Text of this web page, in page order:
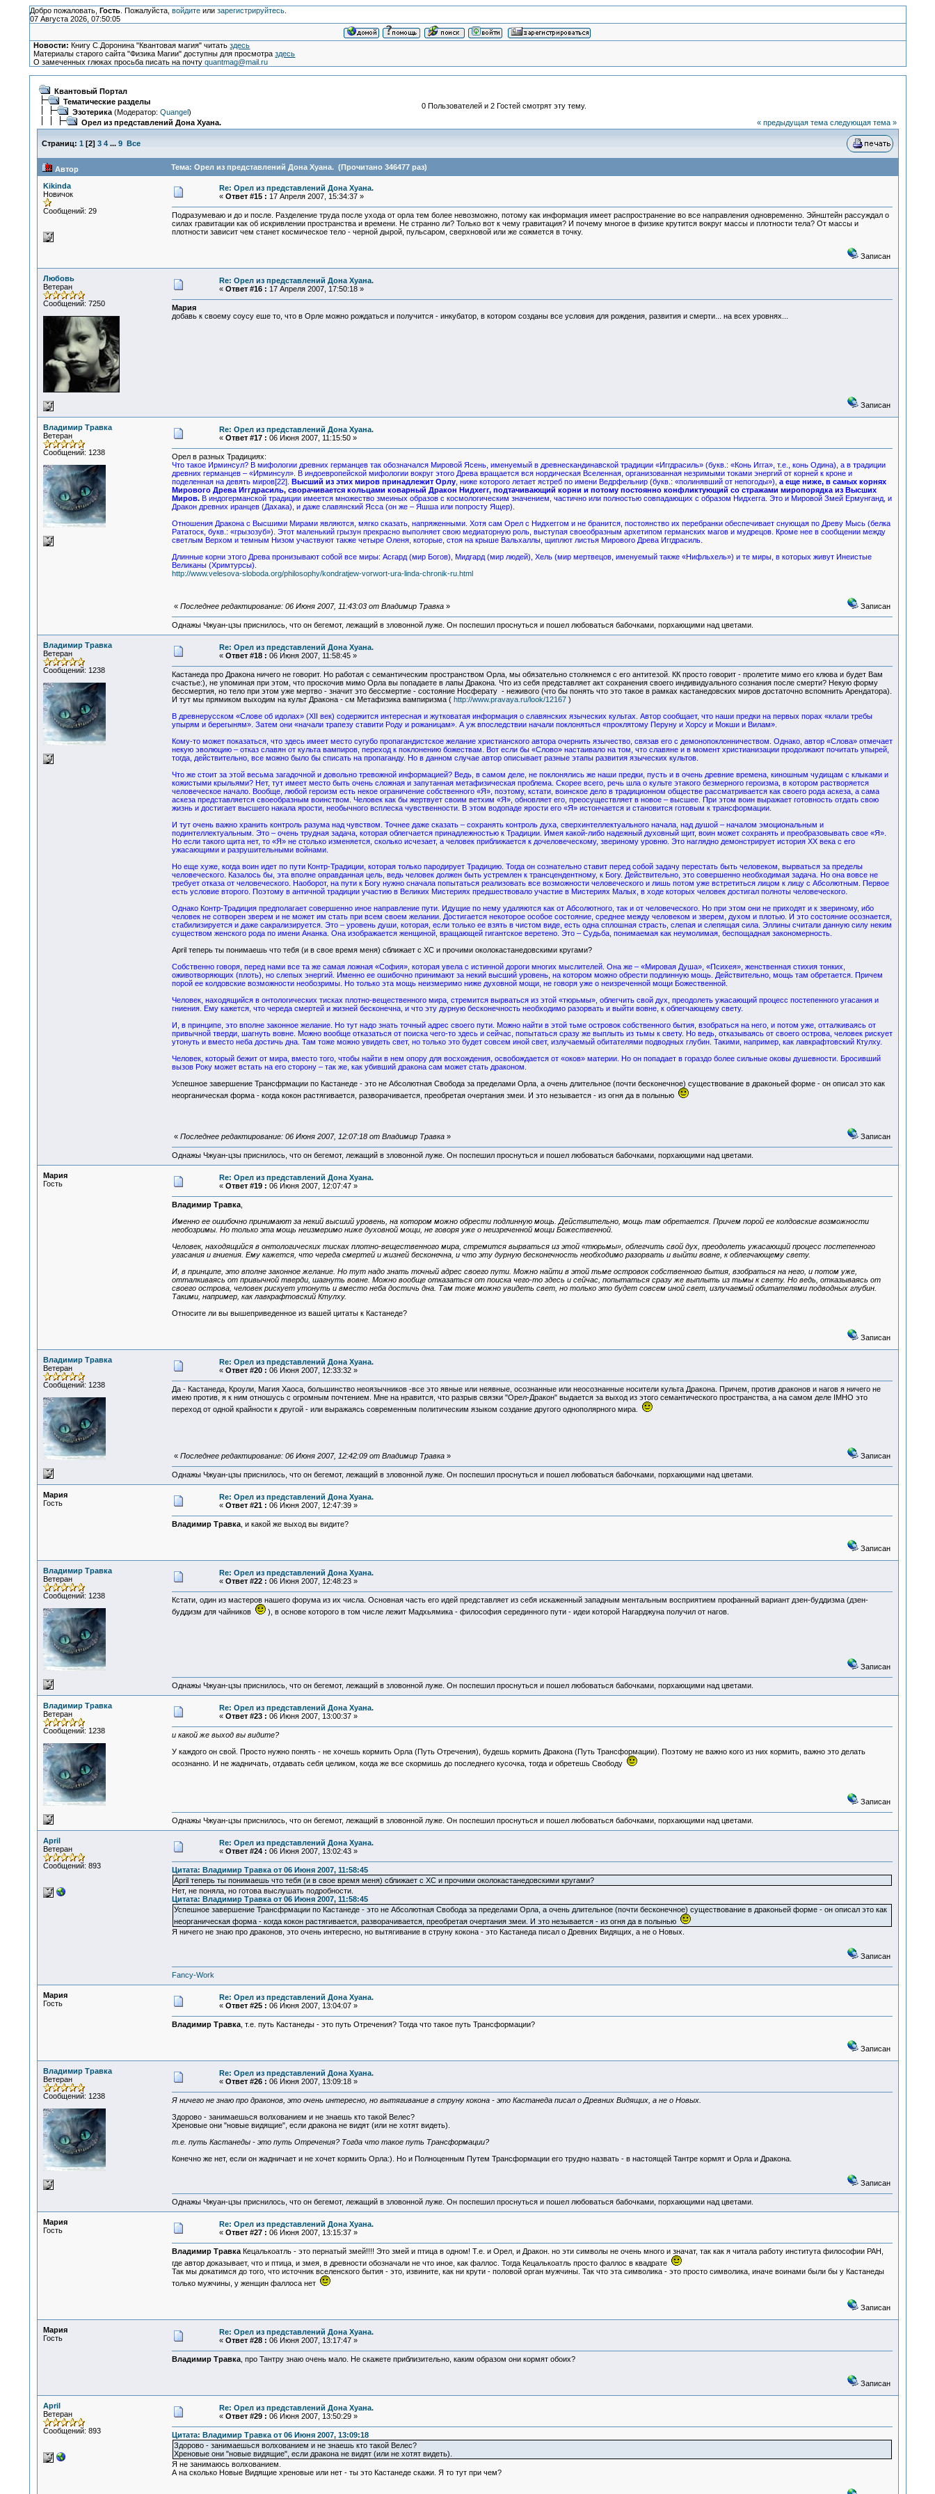
Добро пожаловать, Гость. Пожалуйста, войдитеили зарегистрируйтесь.
07 Августа 2026, 07:50:05
Новости: Книгу С.Доронина "Квантовая магия" читатьздесь
Материалы старого сайта "Физика Магии" доступны для просмотраздесь
О замеченных глюках просьба писать на почтуquantmag@mail.ru
Квантовый Портал
Тематические разделы
Эзотерика(Модератор: Quangel)
Орел из представлений Дона Хуана.
0 Пользователей и 2 Гостей смотрят эту тему.
« предыдущая тема следующая тема »
Страниц: 1 [2] 3 4 ... 9 Все
Автор Тема: Орел из представлений Дона Хуана. (Прочитано 346477 раз)
Kikinda
Новичок
Сообщений: 29
Re: Орел из представлений Дона Хуана.
« Ответ #15 : 17 Апреля 2007, 15:34:37 »
Подразумеваю и до и после. Разделение труда после ухода от орла тем более невозможно, потому как информация имеет распространение во все направления одновременно. Эйнштейн рассуждал о
силах гравитации как об искривлении пространства и времени. Не странно ли? Только вот к чему гравитация? И почему многое в физике крутится вокруг массы и плотности тела? От массы и
плотности зависит чем станет космическое тело - черной дырой, пульсаром, сверхновой или же сожмется в точку.
Записан
Любовь
Ветеран
Сообщений: 7250
Re: Орел из представлений Дона Хуана.
« Ответ #16 : 17 Апреля 2007, 17:50:18 »
Мария
добавь к своему соусу еше то, что в Орле можно рождаться и получится - инкубатор, в котором созданы все условия для рождения, развития и смерти... на всех уровнях...
Записан
Владимир Травка
Ветеран
Сообщений: 1238
Re: Орел из представлений Дона Хуана.
« Ответ #17 : 06 Июня 2007, 11:15:50 »
Орел в разных Традициях:
Что такое Ирминсул? В мифологии древних германцев так обозначался Мировой Ясень, именуемый в древнескандинавской традиции «Иггдрасиль» (букв.: «Конь Игга», т.е., конь Одина), а в традиции
древних германцев – «Ирминсул». В индоевропейской мифологии вокруг этого Древа вращается вся нордическая Вселенная, организованная незримыми токами энергий от корней к кроне и
поделенная на девять миров[22].
Высший из этих миров принадлежит Орлу, ниже которого летает ястреб по имени Ведрфельнир (букв.: «полинявший от непогоды»), а еще ниже, в самых корнях
Мирового Древа Иггдрасиль, сворачивается кольцами коварный Дракон Нидхегг, подтачивающий корни и потому постоянно конфликтующий со стражами миропорядка из Высших
Миров.В индогерманской традиции имеется множество змеиных образов с космологическим значением, частично или полностью совпадающих с образом Нидхегга. Это и Мировой Змей Ермунганд, и
Дракон древних иранцев (Дахака), и даже славянский Ясса (он же – Яшша или попросту Ящер).
Отношения Дракона с Высшими Мирами являются, мягко сказать, напряженными. Хотя сам Орел с Нидхеггом и не бранится, постоянство их перебранки обеспечивает снующая по Древу Мысь (белка
Рататоск, букв.: «грызозуб»). Этот маленький грызун прекрасно выполняет свою медиаторную роль, выступая своеобразным архетипом германских магов и мудрецов. Кроме нее в сообщении между
светлым Верхом и темным Низом участвуют также четыре Оленя, которые, стоя на крыше Вальхаллы, щиплют листья Мирового Древа Иггдрасиль.
Длинные корни этого Древа пронизывают собой все миры: Асгард (мир Богов), Мидгард (мир людей), Хель (мир мертвецов, именуемый также «Нифльхель») и те миры, в которых живут Инеистые
Великаны (Хримтурсы).
http://www.velesova-sloboda.org/philosophy/kondratjew-vorwort-ura-linda-chronik-ru.html
« Последнее редактирование: 06 Июня 2007, 11:43:03 от Владимир Травка» Записан
Однажы Чжуан-цзы приснилось, что он бегемот, лежащий в зловонной луже. Он поспешил проснуться и пошел любоваться бабочками, порхающими над цветами.
Владимир Травка
Ветеран
Сообщений: 1238
Re: Орел из представлений Дона Хуана.
« Ответ #18 : 06 Июня 2007, 11:58:45 »
Кастанеда про Дракона ничего не говорит. Но работая с семантическим пространством Орла, мы обязательно столкнемся с его антитезой. КК просто говорит - пролетите мимо его клюва и будет Вам
счастье:), не упоминая при этом, что проскочив мимо Орла вы попадаете в лапы Дракона. Что из себя представляет акт сохранения своего индивидуального сознания после смерти? Некую форму
бессмертия, но тело при этом уже мертво - значит это бессмертие - состояние Носферату - неживого (что бы понять что это такое в рамках кастанедовских миров достаточно вспомнить Арендатора).
И тут мы прямиком выходим на культ Дракона - см Метафизика вампиризма ( http://www.pravaya.ru/look/12167)
В древнерусском «Слове об идолах» (XII век) содержится интересная и жутковатая информация о славянских языческих культах. Автор сообщает, что наши предки на первых порах «клали требы
упырям и берегыням». Затем они «начали трапезу ставити Роду и рожаницам». А уж впоследствии начали поклоняться «проклятому Перуну и Хорсу и Мокши и Вилам».
Кому-то может показаться, что здесь имеет место сугубо пропагандистское желание христианского автора очернить язычество, связав его с демонопоклонничеством. Однако, автор «Слова» отмечает
некую эволюцию – отказ славян от культа вампиров, переход к поклонению божествам. Вот если бы «Слово» настаивало на том, что славяне и в момент христианизации продолжают почитать упырей,
тогда, действительно, все можно было бы списать на пропаганду. Но в данном случае автор описывает разные этапы развития языческих культов.
Что же стоит за этой весьма загадочной и довольно тревожной информацией? Ведь, в самом деле, не поклонялись же наши предки, пусть и в очень древние времена, киношным чудищам с клыками и
кожистыми крыльями? Нет, тут имеет место быть очень сложная и запутанная метафизическая проблема. Скорее всего, речь шла о культе этакого безмерного героизма, в котором растворяется
человеческое начало. Вообще, любой героизм есть некое ограничение собственного «Я», поэтому, кстати, воинское дело в традиционном обществе рассматривается как своего рода аскеза, а сама
аскеза представляется своеобразным воинством. Человек как бы жертвует своим ветхим «Я», обновляет его, преосуществляет в новое – высшее. При этом воин выражает готовность отдать свою
жизнь и достигает высшего накала ярости, необычного всплеска чувственности. В этом водопаде ярости его «Я» истончается и становится готовым к трансформации.
И тут очень важно хранить контроль разума над чувством. Точнее даже сказать – сохранять контроль духа, сверхинтеллектуального начала, над душой – началом эмоциональным и
подинтеллектуальным. Это – очень трудная задача, которая облегчается принадлежностью к Традиции. Имея какой-либо надежный духовный щит, воин может сохранять и преобразовывать свое «Я».
Но если такого щита нет, то «Я» не столько изменяется, сколько исчезает, а человек приближается к дочеловеческому, звериному уровню. Это наглядно демонстрирует история XX века с его
ужасающими и разрушительными войнами.
Но еще хуже, когда воин идет по пути Контр-Традиции, которая только пародирует Традицию. Тогда он сознательно ставит перед собой задачу перестать быть человеком, вырваться за пределы
человеческого. Казалось бы, эта вполне оправданная цель, ведь человек должен быть устремлен к трансцендентному, к Богу. Действительно, это совершенно необходимая задача. Но она вовсе не
требует отказа от человеческого. Наоборот, на пути к Богу нужно сначала попытаться реализовать все возможности человеческого и лишь потом уже встретиться лицом к лицу с Абсолютным. Первое
есть условие второго. Поэтому в античной традиции участию в Великих Мистериях предшествовало участие в Мистериях Малых, в ходе которых человек достигал полноты человеческого.
Однако Контр-Традиция предполагает совершенно иное направление пути. Идущие по нему удаляются как от Абсолютного, так и от человеческого. Но при этом они не приходят и к звериному, ибо
человек не сотворен зверем и не может им стать при всем своем желании. Достигается некоторое особое состояние, среднее между человеком и зверем, духом и плотью. И это состояние осознается,
стабилизируется и даже сакрализируется. Это – уровень души, которая, если только ее взять в чистом виде, есть одна сплошная страсть, слепая и слепящая сила. Эллины считали данную силу неким
существом женского рода по имени Ананка. Она изображается женщиной, вращающей гигантское веретено. Это – Судьба, понимаемая как неумолимая, беспощадная закономерность.
April теперь ты понимаешь что тебя (и в свое время меня) сближает с ХС и прочими околокастанедовскими кругами?
Собственно говоря, перед нами все та же самая ложная «София», которая увела с истинной дороги многих мыслителей. Она же – «Мировая Душа», «Психея», женственная стихия тонких,
оживотворяющих (плоть), но слепых энергий. Именно ее ошибочно принимают за некий высший уровень, на котором можно обрести подлинную мощь. Действительно, мощь там обретается. Причем
порой ее колдовские возможности необозримы. Но только эта мощь неизмеримо ниже духовной мощи, не говоря уже о неизреченной мощи Божественной.
Человек, находящийся в онтологических тисках плотно-вещественного мира, стремится вырваться из этой «тюрьмы», облегчить свой дух, преодолеть ужасающий процесс постепенного угасания и
гниения. Ему кажется, что череда смертей и жизней бесконечна, и что эту дурную бесконечность необходимо разорвать и выйти вовне, к облегчающему свету.
И, в принципе, это вполне законное желание. Но тут надо знать точный адрес своего пути. Можно найти в этой тьме островок собственного бытия, взобраться на него, и потом уже, отталкиваясь от
привычной тверди, шагнуть вовне. Можно вообще отказаться от поиска чего-то здесь и сейчас, попытаться сразу же выплыть из тьмы к свету. Но ведь, отказываясь от своего острова, человек рискует
утонуть и вместо неба достичь дна. Там тоже можно увидеть свет, но только это будет совсем иной свет, излучаемый обитателями подводных глубин. Такими, например, как лавкрафтовский Ктулху.
Человек, который бежит от мира, вместо того, чтобы найти в нем опору для восхождения, освобождается от «оков» материи. Но он попадает в гораздо более сильные оковы душевности. Бросивший
вызов Року может встать на его сторону – так же, как убивший дракона сам может стать драконом.
Успешное завершение Трансфрмации по Кастанеде - это не Абсолютная Свобода за пределами Орла, а очень длительное (почти бесконечное) существование в драконьей форме - он описал это как
неорганическая форма - когда кокон растягивается, разворачивается, преобретая очертания змеи. И это незывается - из огня да в полынью
« Последнее редактирование: 06 Июня 2007, 12:07:18 от Владимир Травка» Записан
Однажы Чжуан-цзы приснилось, что он бегемот, лежащий в зловонной луже. Он поспешил проснуться и пошел любоваться бабочками, порхающими над цветами.
Мария
Гость
Re: Орел из представлений Дона Хуана.
« Ответ #19 : 06 Июня 2007, 12:07:47 »
Владимир Травка,
Именно ее ошибочно принимают за некий высший уровень, на котором можно обрести подлинную мощь. Действительно, мощь там обретается. Причем порой ее колдовские возможности
необозримы. Но только эта мощь неизмеримо ниже духовной мощи, не говоря уже о неизреченной мощи Божественной.
Человек, находящийся в онтологических тисках плотно-вещественного мира, стремится вырваться из этой «тюрьмы», облегчить свой дух, преодолеть ужасающий процесс постепенного
угасания и гниения. Ему кажется, что череда смертей и жизней бесконечна, и что эту дурную бесконечность необходимо разорвать и выйти вовне, к облегчающему свету.
И, в принципе, это вполне законное желание. Но тут надо знать точный адрес своего пути. Можно найти в этой тьме островок собственного бытия, взобраться на него, и потом уже,
отталкиваясь от привычной тверди, шагнуть вовне. Можно вообще отказаться от поиска чего-то здесь и сейчас, попытаться сразу же выплыть из тьмы к свету. Но ведь, отказываясь от
своего острова, человек рискует утонуть и вместо неба достичь дна. Там тоже можно увидеть свет, но только это будет совсем иной свет, излучаемый обитателями подводных глубин.
Такими, например, как лавкрафтовский Ктулху.
Относите ли вы вышеприведенное из вашей цитаты к Кастанеде?
Записан
Владимир Травка
Ветеран
Сообщений: 1238
Re: Орел из представлений Дона Хуана.
« Ответ #20 : 06 Июня 2007, 12:33:32 »
Да - Кастанеда, Кроули, Магия Хаоса, большинство неоязычников -все это явные или неявные, осознанные или неосознанные носители культа Дракона. Причем, против драконов и нагов я ничего не
имею против, я к ним отношусь с огромным почтением. Мне на нравится, что разрыв связки "Орел-Дракон" выдается за выход из этого семантического пространства, а на самом деле IMHO это
переход от одной крайности к другой - или выражаясь современным политическим языком создание другого однополярного мира.
« Последнее редактирование: 06 Июня 2007, 12:42:09 от Владимир Травка» Записан
Однажы Чжуан-цзы приснилось, что он бегемот, лежащий в зловонной луже. Он поспешил проснуться и пошел любоваться бабочками, порхающими над цветами.
Мария
Гость
Re: Орел из представлений Дона Хуана.
« Ответ #21 : 06 Июня 2007, 12:47:39 »
Владимир Травка, и какой же выход вы видите?
Записан
Владимир Травка
Ветеран
Сообщений: 1238
Re: Орел из представлений Дона Хуана.
« Ответ #22 : 06 Июня 2007, 12:48:23 »
Кстати, один из мастеров нашего форума из их числа. Основная часть его идей представляет из себя искаженный западным ментальным восприятием профанный вариант дзен-буддизма (дзен-
буддизм для чайников
), в основе которого в том числе лежит Мадхьямика - философия серединного пути - идеи которой Нагарджуна получил от нагов.
Записан
Однажы Чжуан-цзы приснилось, что он бегемот, лежащий в зловонной луже. Он поспешил проснуться и пошел любоваться бабочками, порхающими над цветами.
Владимир Травка
Ветеран
Сообщений: 1238
Re: Орел из представлений Дона Хуана.
« Ответ #23 : 06 Июня 2007, 13:00:37 »
и какой же выход вы видите?
У каждого он свой. Просто нужно понять - не хочешь кормить Орла (Путь Отречения), будешь кормить Дракона (Путь Трансформации). Поэтому не важно кого из них кормить, важно это делать
осознанно. И не жадничать, отдавать себя целиком, когда же все скормишь до последнего кусочка, тогда и обретешь Свободу
Записан
Однажы Чжуан-цзы приснилось, что он бегемот, лежащий в зловонной луже. Он поспешил проснуться и пошел любоваться бабочками, порхающими над цветами.
April
Ветеран
Сообщений: 893
Re: Орел из представлений Дона Хуана.
« Ответ #24 : 06 Июня 2007, 13:02:43 »
Цитата: Владимир Травка от 06 Июня 2007, 11:58:45
April теперь ты понимаешь что тебя (и в свое время меня) сближает с ХС и прочими околокастанедовскими кругами?
Нет, не поняла, но готова выслушать подробности.
Цитата: Владимир Травка от 06 Июня 2007, 11:58:45
Успешное завершение Трансфрмации по Кастанеде - это не Абсолютная Свобода за пределами Орла, а очень длительное (почти бесконечное) существование в драконьей форме - он описал это как
неорганическая форма - когда кокон растягивается, разворачивается, преобретая очертания змеи. И это незывается - из огня да в полынью
Я ничего не знаю про драконов, это очень интересно, но вытягивание в струну кокона - это Кастанеда писал о Древних Видящих, а не о Новых.
Записан
Fancy-Work
Мария
Гость
Re: Орел из представлений Дона Хуана.
« Ответ #25 : 06 Июня 2007, 13:04:07 »
Владимир Травка, т.е. путь Кастанеды - это путь Отречения? Тогда что такое путь Трансформации?
Записан
Владимир Травка
Ветеран
Сообщений: 1238
Re: Орел из представлений Дона Хуана.
« Ответ #26 : 06 Июня 2007, 13:09:18 »
Я ничего не знаю про драконов, это очень интересно, но вытягивание в струну кокона - это Кастанеда писал о Древних Видящих, а не о Новых.
Здорово - занимаешься волхованием и не знаешь кто такой Велес?
Хреновые они "новые видящие", если дракона не видят (или не хотят видеть).
т.е. путь Кастанеды - это путь Отречения? Тогда что такое путь Трансформации?
Конечно же нет, если он жадничает и не хочет кормить Орла:). Но и Полноценным Путем Трансформации его трудно назвать - в настоящей Тантре кормят и Орла и Дракона.
Записан
Однажы Чжуан-цзы приснилось, что он бегемот, лежащий в зловонной луже. Он поспешил проснуться и пошел любоваться бабочками, порхающими над цветами.
Мария
Гость
Re: Орел из представлений Дона Хуана.
« Ответ #27 : 06 Июня 2007, 13:15:37 »
Владимир ТравкаКецалькоатль - это пернатый змей!!!! Это змей и птица в одном! Т.е. и Орел, и Дракон. но эти символы не очень много и значат, так как я читала работу института философии РАН,
где автор доказывает, что и птица, и змея, в древности обозначали не что иное, как фаллос. Тогда Кецалькоатль просто фаллос в квадрате
Так мы докатимся до того, что источник вселенского бытия - это, извините, как ни крути - половой орган мужчины. Так что эта символика - это просто символика, иначе воинами были бы у Кастанеды
только мужчины, у женщин фаллоса нет
Записан
Мария
Гость
Re: Орел из представлений Дона Хуана.
« Ответ #28 : 06 Июня 2007, 13:17:47 »
Владимир Травка, про Тантру знаю очень мало. Не скажете приблизительно, каким образом они кормят обоих?
Записан
April
Ветеран
Сообщений: 893
Re: Орел из представлений Дона Хуана.
« Ответ #29 : 06 Июня 2007, 13:50:29 »
Цитата: Владимир Травка от 06 Июня 2007, 13:09:18
Здорово - занимаешься волхованием и не знаешь кто такой Велес?
Хреновые они "новые видящие", если дракона не видят (или не хотят видеть).
Я не занимаюсь волхованием.
А на сколько Новые Видящие хреновые или нет - ты это Кастанеде скажи. Я то тут при чем?